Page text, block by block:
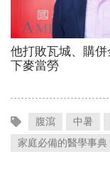
腹瀉 中暑
家庭必備的醫學事典